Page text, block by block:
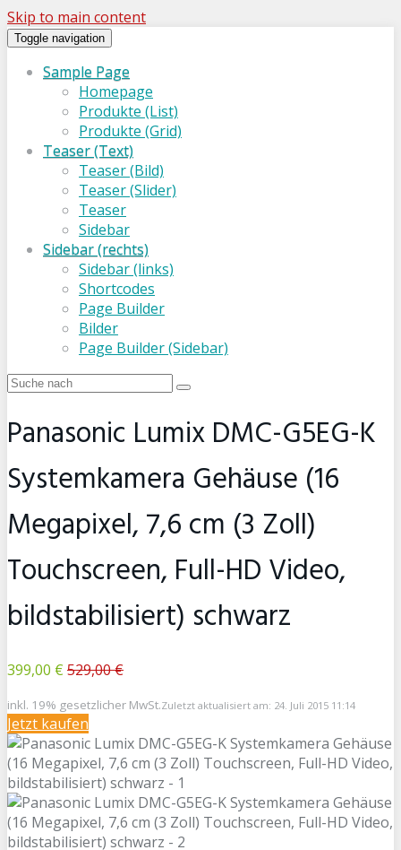
Skip to main content
Toggle navigation
Sample Page
Homepage
Produkte (List)
Produkte (Grid)
Teaser (Text)
Teaser (Bild)
Teaser (Slider)
Teaser
Sidebar
Sidebar (rechts)
Sidebar (links)
Shortcodes
Page Builder
Bilder
Page Builder (Sidebar)
Panasonic Lumix DMC-G5EG-K
Systemkamera Gehäuse (16
Megapixel, 7,6 cm (3 Zoll)
Touchscreen, Full-HD Video,
bildstabilisiert) schwarz
399,00 € 529,00 €
inkl. 19% gesetzlicher MwSt.Zuletzt aktualisiert am: 24. Juli 2015 11:14
Jetzt kaufen